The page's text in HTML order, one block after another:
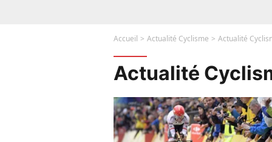
Accueil Actualité Cyclisme Actualité
Actualité